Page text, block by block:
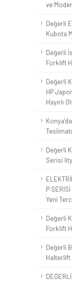
ve
Değerli
Kubota
Değerli
Forklift
Değerli
HP
Hayırlı
Teslimatı
Değerli
Serisi
P
Yeni
Değerli
Forklift
Değerli
Halterlift